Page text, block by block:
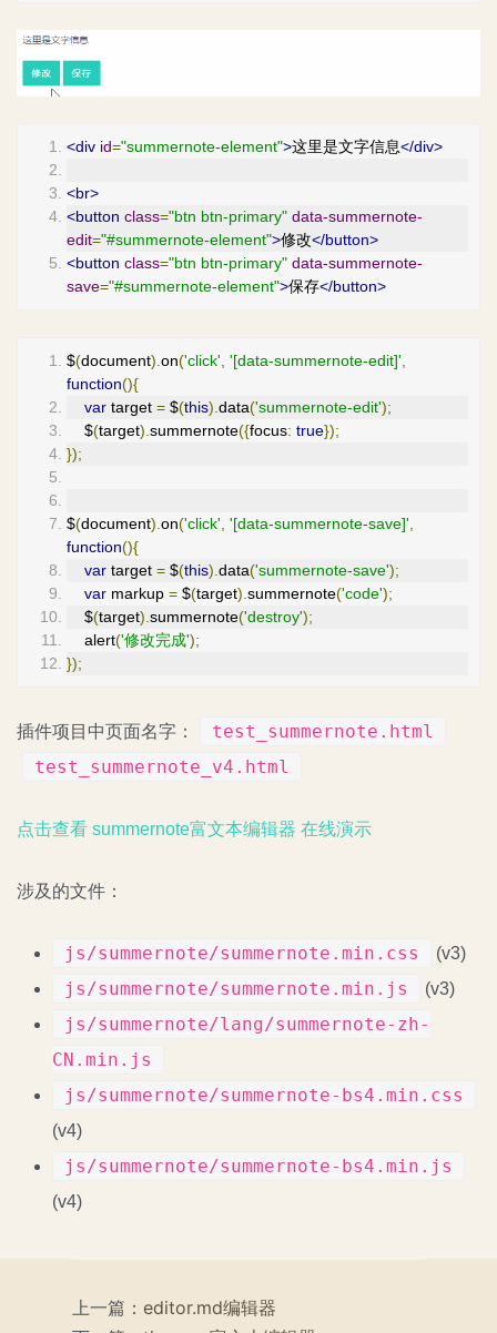
<div id="summernote-element">这里是文字信息</div>
<br>
<button class="btn btn-primary" data-summernote-
edit="#summernote-element">修改</button>
<button class="btn btn-primary" data-summernote-
save="#summernote-element">保存</button>
$(document).on('click', '[data-summernote-edit]',
function(){
var target = $(this).data('summernote-edit');
    $
(target).summernote({focus: true});
});
$(document).on('click', '[data-summernote-save]',
function(){
var target = $(this).data('summernote-save');
var markup = $(target).summernote('code');
    $
(target).summernote('destroy');
    alert
('修改完成');
});
插件项目中页面名字：
test_summernote.html
test_summernote_v4.html
点击查看 summernote富文本编辑器 在线演示
涉及的文件：
js/summernote/summernote.min.css (v3)
js/summernote/summernote.min.js (v3)
js/summernote/lang/summernote-zh-
CN.min.js
js/summernote/summernote-bs4.min.css
(v4)
js/summernote/summernote-bs4.min.js
(v4)
上一篇： editor.md编辑器